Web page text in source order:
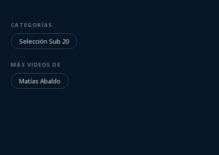
Matías Abaldo | 27/5/23
CATEGORÍAS
Selección Sub 20
MÁS VIDEOS DE
Matías Abaldo